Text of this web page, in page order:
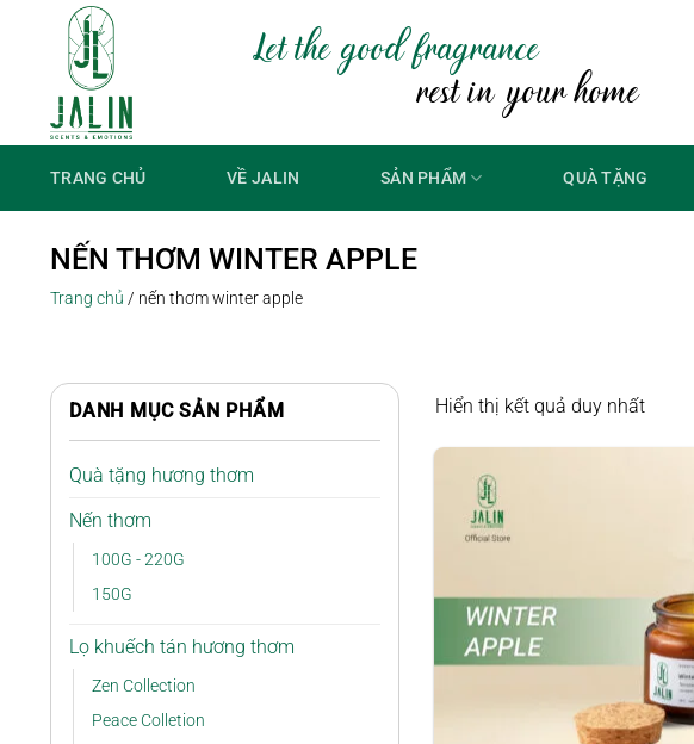
Let the good fragrance
rest in your home
TRANG CHỦ VỀ JALIN SẢN PHẨM QUÀ TẶNG
NẾN THƠM WINTER APPLE
Trang chủ / nến thơm winter apple
DANH MỤC SẢN PHẨM
Quà tặng hương thơm
Nến thơm
100G - 220G
150G
Lọ khuếch tán hương thơm
Zen Collection
Peace Colletion
Hiển thị kết quả duy nhất